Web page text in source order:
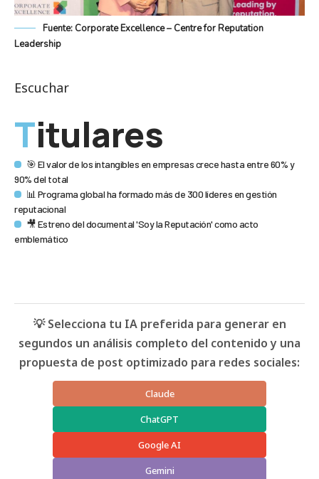
Fuente: Corporate Excellence – Centre for Reputation
Leadership
Escuchar
Titulares
🎯 El valor de los intangibles en empresas crece hasta entre 60% y
90% del total
📊 Programa global ha formado más de 300 líderes en gestión
reputacional
🎥 Estreno del documental 'Soy la Reputación' como acto
emblemático
💡 Selecciona tu IA preferida para generar en
segundos un análisis completo del contenido y una
propuesta de post optimizado para redes sociales:
Claude
ChatGPT
Google AI
Gemini